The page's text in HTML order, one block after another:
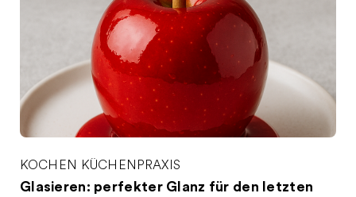
KOCHEN KÜCHENPRAXIS
Glasieren: perfekter Glanz für den letzten